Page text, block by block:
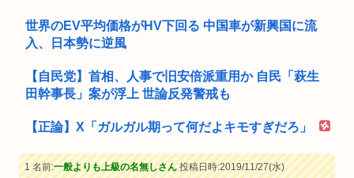
世界のEV平均価格がHV下回る 中国車が新興国に流
入、日本勢に逆風
【自民党】首相、人事で旧安倍派重用か 自民「萩生
田幹事長」案が浮上 世論反発警戒も
【正論】X「ガルガル期って何だよキモすぎだろ」
1 名前:一般よりも上級の名無しさん投稿日時:2019/11/27(水)